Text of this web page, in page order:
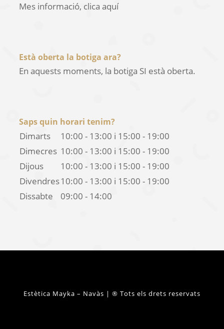
Mes informació, clica aquí
Està oberta la botiga ara?
En aquests moments, la botiga SI està oberta.
Saps quin horari tenim?
Dimarts 10:00 - 13:00 i 15:00 - 19:00
Dimecres 10:00 - 13:00 i 15:00 - 19:00
Dijous
10:00 - 13:00 i 15:00 - 19:00
Divendres10:00 - 13:00 i 15:00 - 19:00
Dissabte
09:00 - 14:00
Estètica Mayka – Navàs | ® Tots els drets reservats